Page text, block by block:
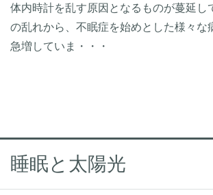
体内時計を乱す原因となるものが蔓延し
の乱れから、不眠症を始めとした様々な
急増していま・・・
睡眠と太陽光